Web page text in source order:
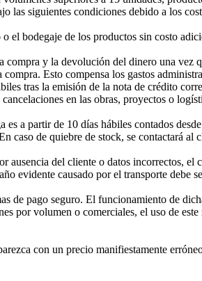
las siguientes condiciones debido a los
el bodegaje de los productos sin costo
y la devolución del dinero una vez
Esto compensa los gastos
tras la emisión de la nota de crédito
en las obras, proyectos o
a partir de 10 días hábiles contados
caso de quiebre de stock, se contactará
del cliente o datos incorrectos, el
evidente causado por el transporte debe
de pago seguro. El funcionamiento de
por volumen o comerciales, el uso de
con un precio manifiestamente